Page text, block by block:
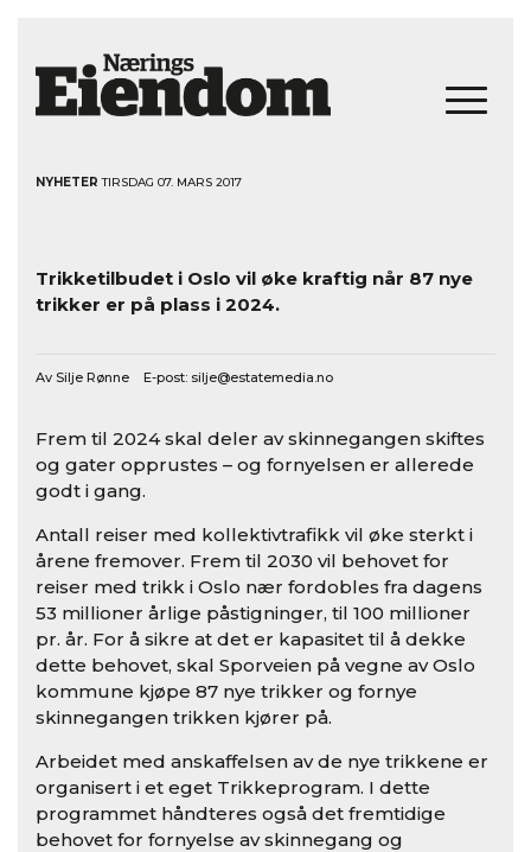
NYHETER TIRSDAG 07. MARS 2017
Trikketilbudet i Oslo vil øke kraftig når 87 nye
trikker er på plass i 2024.
Av Silje Rønne E-post: silje@estatemedia.no
Frem til 2024 skal deler av skinnegangen skiftes
og gater opprustes – og fornyelsen er allerede
godt i gang.
Antall reiser med kollektivtrafikk vil øke sterkt i
årene fremover. Frem til 2030 vil behovet for
reiser med trikk i Oslo nær fordobles fra dagens
53 millioner årlige påstigninger, til 100 millioner
pr. år. For å sikre at det er kapasitet til å dekke
dette behovet, skal Sporveien på vegne av Oslo
kommune kjøpe 87 nye trikker og fornye
skinnegangen trikken kjører på.
Arbeidet med anskaffelsen av de nye trikkene er
organisert i et eget Trikkeprogram. I dette
programmet håndteres også det fremtidige
behovet for fornyelse av skinnegang og